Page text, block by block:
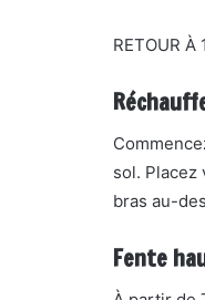
RETOUR
sol. Placez
bras au-
Fente